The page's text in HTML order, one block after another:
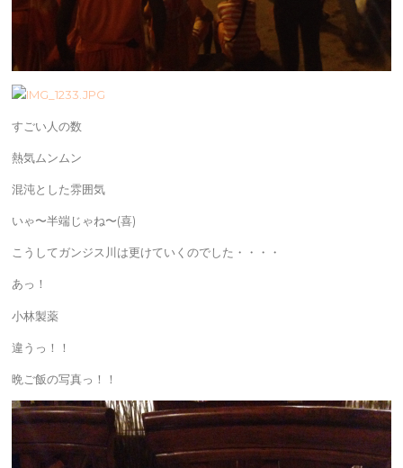
すごい人の数
熱気ムンムン
混沌とした雰囲気
いゃ〜半端じゃね〜(喜)
こうしてガンジス川は更けていくのでした・・・・
あっ！
小林製薬
違うっ！！
晩ご飯の写真っ！！